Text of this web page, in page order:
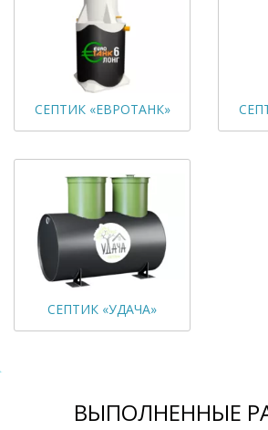
СЕПТИК «ЕВРОТАНК»
СЕПТИК «УДАЧА»
ВЫПОЛНЕННЫЕ